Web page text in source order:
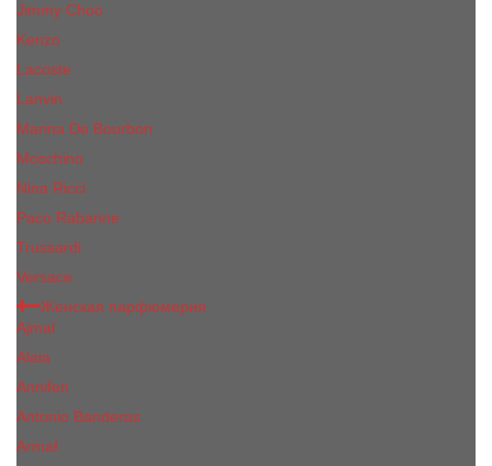
Jimmy Choo
Kenzo
Lacoste
Lanvin
Marina De Bourbon
Moschino
Nina Ricci
Paco Rabanne
Trussardi
Versace
Женская парфюмерия
Ajmal
Alaia
Annifen
Antonio Banderas
Armaf